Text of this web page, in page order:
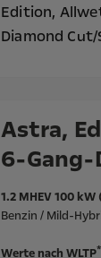
Edition,
Diamond
Astra,
6-
1.2 MHEV 100 kW
Benzin / Mild-
Werte nach WLTP